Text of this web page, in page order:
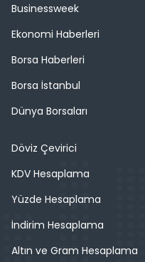
Businessweek
Ekonomi Haberleri
Borsa Haberleri
Borsa İstanbul
Dünya Borsaları
Döviz Çevirici
KDV Hesaplama
Yüzde Hesaplama
İndirim Hesaplama
Altın ve Gram Hesaplama